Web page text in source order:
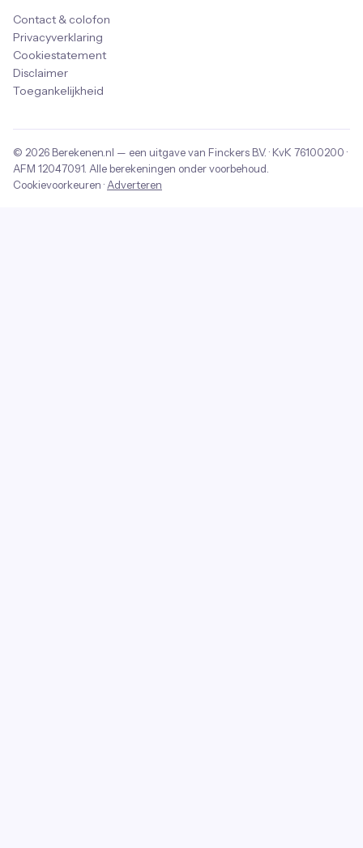
Contact & colofon
Privacyverklaring
Cookiestatement
Disclaimer
Toegankelijkheid
© 2026 Berekenen.nl — een uitgave van Finckers B.V. · KvK 76100200 ·
AFM 12047091 . Alle berekeningen onder voorbehoud.
Cookievoorkeuren · Adverteren